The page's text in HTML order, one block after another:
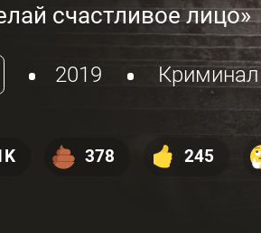
счастливое лицо»
2019 Криминал
378 245